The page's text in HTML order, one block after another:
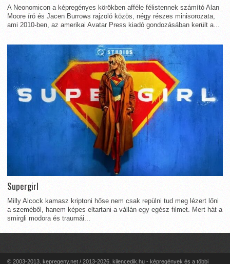
A Neonomicon a képregényes körökben afféle félistennek számító Alan
Moore író és Jacen Burrows rajzoló közös, négy részes minisorozata,
ami 2010-ben, az amerikai Avatar Press kiadó gondozásában került a...
Supergirl
Milly Alcock kamasz kriptoni hőse nem csak repülni tud meg lézert lőni
a szeméből, hanem képes eltartani a vállán egy egész filmet. Mert hát a
smirgli modora és traumái...
© 2003-2013. kepregeny.net / 2013-2026. kilencedik.hu - képregények és a többi